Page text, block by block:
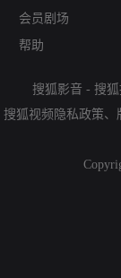
会员剧场
帮助
搜狐影音 - 搜
搜狐视频隐私政策、